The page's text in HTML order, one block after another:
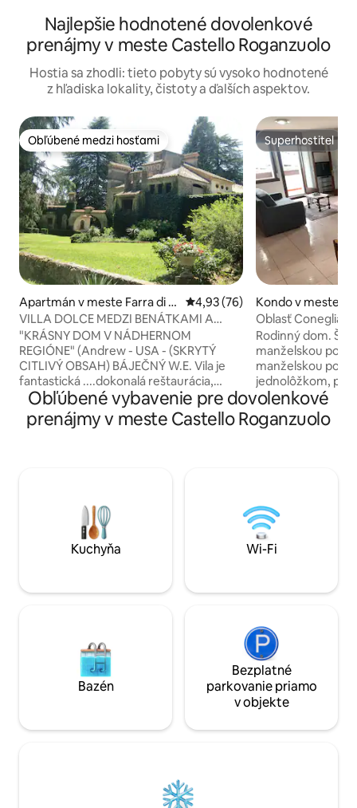
Najlepšie hodnotené dovolenkové
prenájmy v meste Castello Roganzuolo
Hostia sa zhodli: tieto pobyty sú vysoko hodnotené
z hľadiska lokality, čistoty a ďalších aspektov.
Obľúbené medzi hosťami
Obľúbené medzi hosťami
Apartmán v meste Farra di S
oligo
Priemerné ohodnotenie 4,93
4,93 (76)
VILLA DOLCE MEDZI BENÁTKAMI A
DOLOMITAMI „ZÓNA PROSECCO“
"KRÁSNY DOM V NÁDHERNOM
REGIÓNE" (Andrew - USA - (SKRYTÝ
CITLIVÝ OBSAH) BÁJEČNÝ W.E. Vila je
fantastická ....dokonalá reštaurácia,
fantastické detaily a starožitný nábytok
(Giulio - AUS - (SKRYTÝ CITLIVÝ OBSAH)
KRÁSNY!!! Dream house (Nicola - I -
jazdy od Benátok a 60 minút od Cortina
D'Ampezzo. Teplý a príjemný pobyt na
troch poschodiach, starostlivo
zariadené: ideálne miesto na strávenie
spálňu, 2 dvojlôžkové spálne, každá s
ďalšiu spálňu s "francúzskou" posteľou a
WC, obývaciu izbu s krbom Ľudovíta XV,
jedáleň, zábavnú miestnosť, kuchyňu,
PODKROVIE s klimatizáciou, krb a
je teplota príjemne chladná vďaka
stromami, ktoré vám tiež umožnia
Superhostiteľ
Superhostiteľ
Kondo v meste
ano
Oblasť
Holiday
Rodinný dom.
manželskou
manželskou
jednolôžkom,
dve kúpeľne so
najväčšia má aj
dobre
50 km od
D'Ampezzo, 130
Pordenone, 28 km od
výjazdu z diaľnice
Obľúbené vybavenie pre dovolenkové
prenájmy v meste Castello Roganzuolo
Kuchyňa Wi-Fi
Bazén
Bezplatné
parkovanie priamo
v objekte